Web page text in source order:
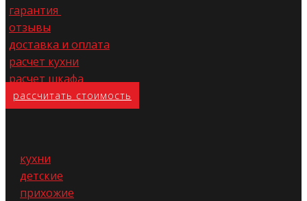
гарантия
отзывы
доставка и оплата
расчет кухни
расчет шкафа
расс​читать стоимость
кухни
детские
прихожие